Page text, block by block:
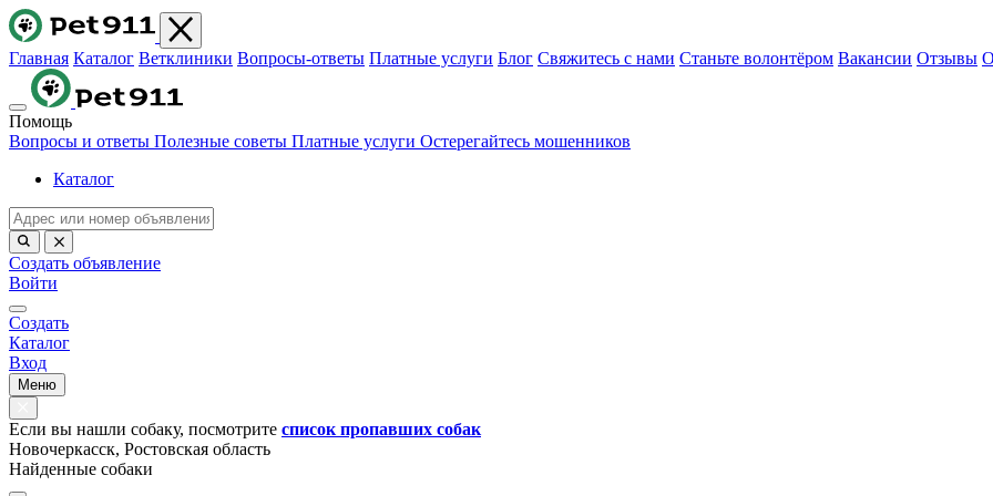
Главная Каталог Ветклиники Вопросы-ответы Платные услуги Блог Свяжитесь с нами Станьте волонтёром Вакансии Отзывы
Помощь
Вопросы и ответы Полезные советы Платные услуги Остерегайтесь мошенников
Каталог
Создать объявление
Войти
Создать
Каталог
Вход
Меню
Если вы нашли собаку, посмотрите список пропавших собак
Новочеркасск, Ростовская область
Найденные собаки